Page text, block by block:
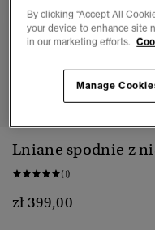
2 3
Lniane spodnie z
(1)
zł 399,00
By clicking “Accept All
your device to enhance site
in our marketing efforts.
Manage